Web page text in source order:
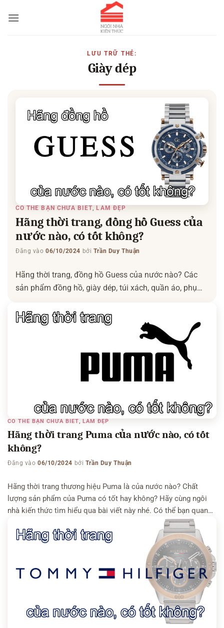
qua
LƯU TRỮ THẺ:
Giày dép
CÓ THỂ BẠN CHƯA BIẾT, LÀM ĐẸP
Hãng thời trang, đồng hồ Guess của
nước nào, có tốt không?
Đăng vào06/10/2024 bởi Trần Duy Thuận
Hãng thời trang, đồng hồ Guess của nước nào? Các
sản phẩm đồng hồ, giày dép, túi xách, quần áo, phụ
nhà kiến thức tìm hiểu qua bài viết này nhé. Có thể
bạn quan tâm: Hãng giày New Balance của nước nào
CÓ THỂ BẠN CHƯA BIẾT, LÀM ĐẸP
Hãng thời trang Puma của nước nào, có tốt
không?
Đăng vào06/10/2024 bởi Trần Duy Thuận
Hãng thời trang thương hiệu Puma là của nước nào? Chất
lượng sản phẩm của Puma có tốt hay không? Hãy cùng ngôi
nhà kiến thức tìm hiểu qua bài viết này nhé. Có thể bạn quan
tâm: Hãng túi MCM của nước nào, có tốt không – Hãng thời
trang The North Face của nước nào, […]